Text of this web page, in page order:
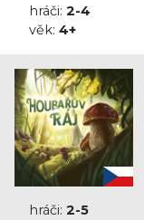
hráči: 2-4
věk: 4+
hráči: 2-5